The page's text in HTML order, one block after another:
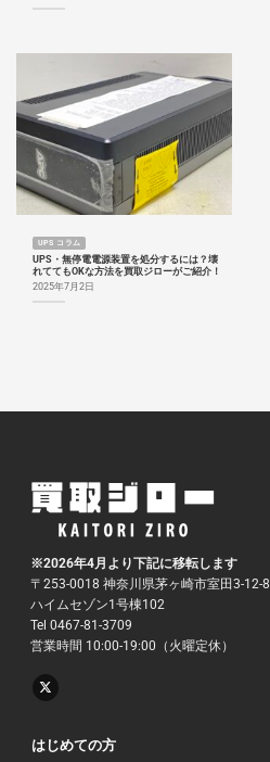
UPS コラム
UPS・無停電電源装置を処分するには？壊
れててもOKな方法を買取ジローがご紹介！
2025年7月2日
※2026年4月より下記に移転します
〒253-0018 神奈川県茅ヶ崎市室田3-12-8
ハイムセゾン1号棟102
Tel 0467-81-3709
営業時間 10:00-19:00（火曜定休）
はじめての方